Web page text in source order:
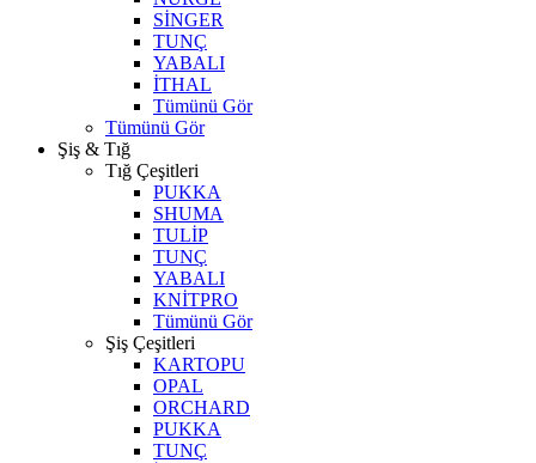
SİNGER
TUNÇ
YABALI
İTHAL
Tümünü Gör
Tümünü Gör
Şiş & Tığ
Tığ Çeşitleri
PUKKA
SHUMA
TULİP
TUNÇ
YABALI
KNİTPRO
Tümünü Gör
Şiş Çeşitleri
KARTOPU
OPAL
ORCHARD
PUKKA
TUNÇ